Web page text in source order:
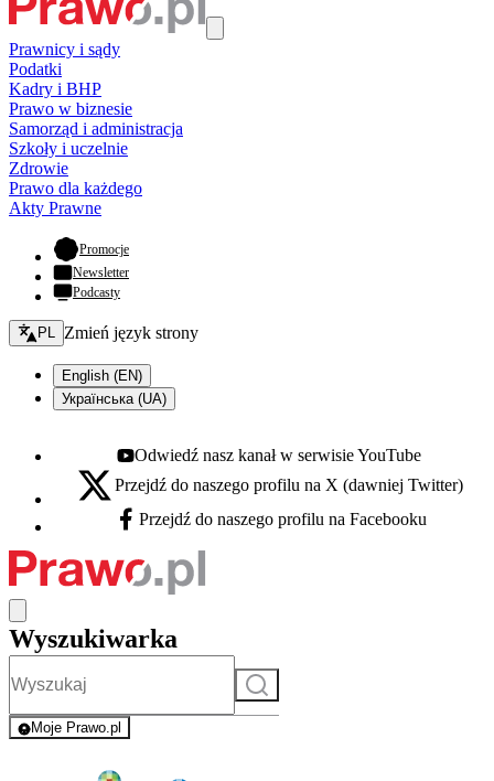
Prawnicy i sądy
Podatki
Kadry i BHP
Prawo w biznesie
Samorząd i administracja
Szkoły i uczelnie
Zdrowie
Prawo dla każdego
Akty Prawne
Promocje- otwiera się w nowej karcie
Newsletter
Podcasty
Zmień język - bieżący:
PL Zmień język strony
English (EN)
Українська (UA)
Youtube - otwiera się w nowej karcie
Odwiedź nasz kanał w serwisie YouTube
X - otwiera się w nowej karcie
Przejdź do naszego profilu na X (dawniej Twitter)
Facebook - otwiera się w nowej karcie
Przejdź do naszego profilu na Facebooku
Wyszukiwarka
Szukaj
Moje Prawo.pl
- rejestracja i logowanie do serwisu